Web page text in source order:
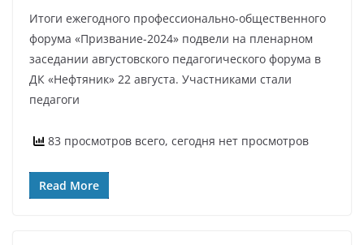
Итоги ежегодного профессионально-общественного
форума «Призвание-2024» подвели на пленарном
заседании августовского педагогического форума в
ДК «Нефтяник» 22 августа. Участниками стали
педагоги
83 просмотров всего, сегодня нет просмотров
Read More